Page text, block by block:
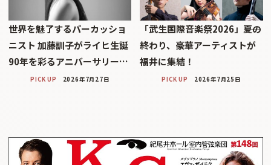
世界を魅了するパーカッショ
ニスト 加藤訓子がライヒ生誕
90年を彩るアニバーサリー…
PICK UP 2026年7月27日
「武生国際音楽祭2026」――夏の
終わり、豪華アーティストが
福井に集結！
PICK UP 2026年7月25日